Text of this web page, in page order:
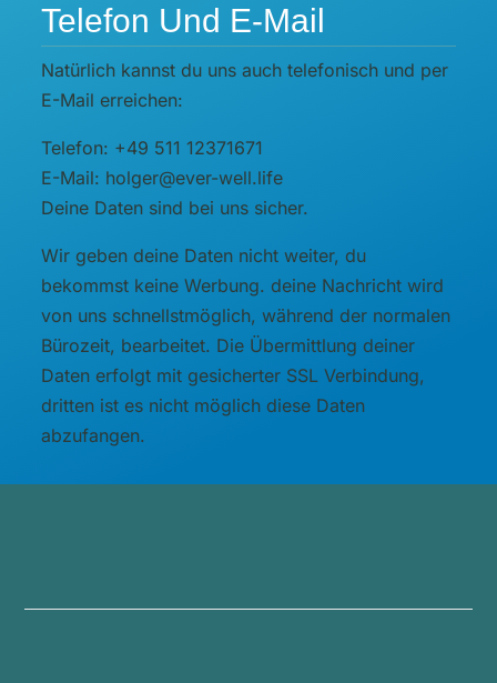
Telefon Und E-Mail
Natürlich kannst du uns auch telefonisch und per
E-Mail erreichen:
Telefon: +49 511 12371671
E-Mail: holger@ever-well.life
Deine Daten sind bei uns sicher.
Wir geben deine Daten nicht weiter, du
bekommst keine Werbung. deine Nachricht wird
von uns schnellstmöglich, während der normalen
Bürozeit, bearbeitet. Die Übermittlung deiner
Daten erfolgt mit gesicherter SSL Verbindung,
dritten ist es nicht möglich diese Daten
abzufangen.